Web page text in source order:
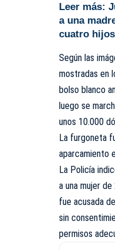
Leer más:
a una
cuatro hijos
Según las
mostradas en
bolso blanco
luego se
unos 10.000
La furgoneta
aparcamiento
La Policía
a una mujer
fue acusada
sin
permisos